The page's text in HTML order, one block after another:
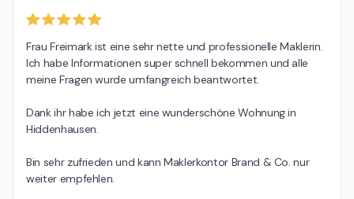
Frau Freimark ist eine sehr nette und professionelle Maklerin.
Ich habe Informationen super schnell bekommen und alle
meine Fragen wurde umfangreich beantwortet.
Dank ihr habe ich jetzt eine wunderschöne Wohnung in
Hiddenhausen.
Bin sehr zufrieden und kann Maklerkontor Brand & Co. nur
weiter empfehlen.